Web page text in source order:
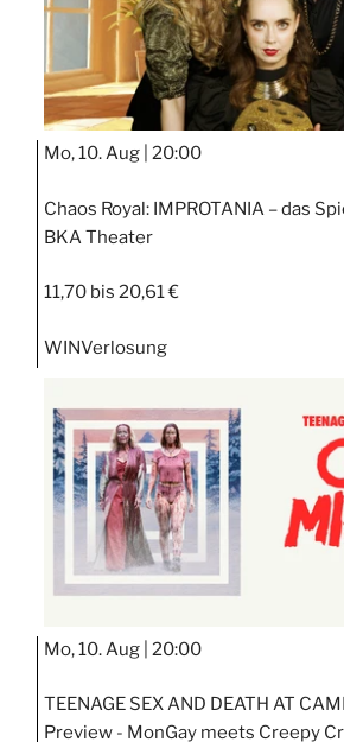
Mo, 10. Aug | 20:00
Chaos Royal: IMPROTANIA – das
BKA Theater
11,70 bis 20,61 €
WINVerlosung
Mo, 10. Aug | 20:00
TEENAGE SEX AND DEATH AT
Preview - MonGay meets Creepy